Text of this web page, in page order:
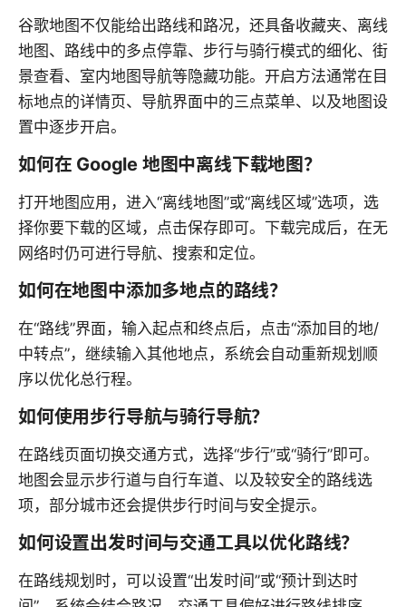
谷歌地图不仅能给出路线和路况，还具备收藏夹、离线
地图、路线中的多点停靠、步行与骑行模式的细化、街
景查看、室内地图导航等隐藏功能。开启方法通常在目
标地点的详情页、导航界面中的三点菜单、以及地图设
置中逐步开启。
如何在 Google 地图中离线下载地图？
打开地图应用，进入“离线地图”或“离线区域”选项，选
择你要下载的区域，点击保存即可。下载完成后，在无
网络时仍可进行导航、搜索和定位。
如何在地图中添加多地点的路线？
在“路线”界面，输入起点和终点后，点击“添加目的地/
中转点”，继续输入其他地点，系统会自动重新规划顺
序以优化总行程。
如何使用步行导航与骑行导航？
在路线页面切换交通方式，选择“步行”或“骑行”即可。
地图会显示步行道与自行车道、以及较安全的路线选
项，部分城市还会提供步行时间与安全提示。
如何设置出发时间与交通工具以优化路线？
在路线规划时，可以设置“出发时间”或“预计到达时